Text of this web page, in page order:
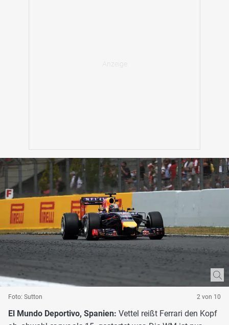
Foto: Sutton 2 von 10
El Mundo Deportivo, Spanien: Vettel reißt Ferrari den Kopf